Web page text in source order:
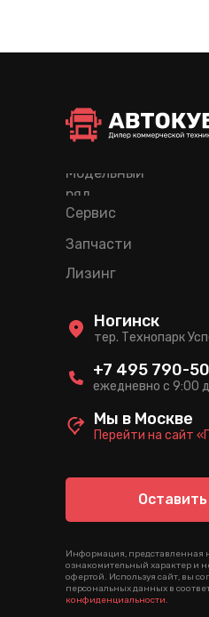
Лизинг
Модельный
ряд
Сервис
Запчасти
Информация, представленная
ознакомительный характер и
офертой. Используя сайт, вы
персональных данных в
конфиденциальности.
тер. Технопарк
Ногинск
ежедневно с 9:00
+7 495 790-
Перейти на сайт
Мы в Москве